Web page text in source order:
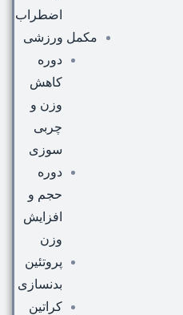
اضطراب
مکمل ورزشی
دوره
کاهش
وزن و
چربی
سوزی
دوره
حجم و
افزایش
وزن
پروتئین
بدنسازی
کراتین